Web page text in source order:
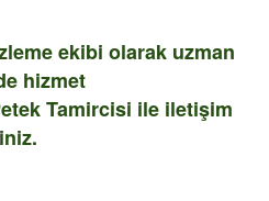
ekibi olarak uzman
hizmet
Tamircisi ile iletişim